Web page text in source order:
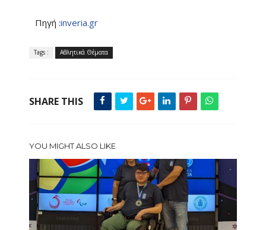
Πηγή :inveria.gr
Tags : Αθλητικά Θέματα
SHARE THIS
YOU MIGHT ALSO LIKE